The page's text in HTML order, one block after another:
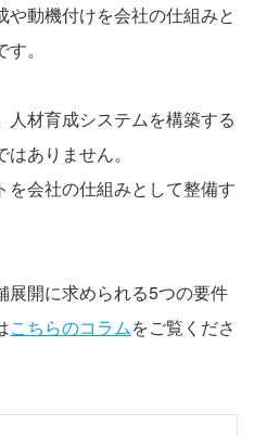
動機付けを会社の仕組みと
。
材育成システムを構築する
ありません。
会社の仕組みとして整備す
展開に求められる5つの要件
こちらのコラムをご覧くださ